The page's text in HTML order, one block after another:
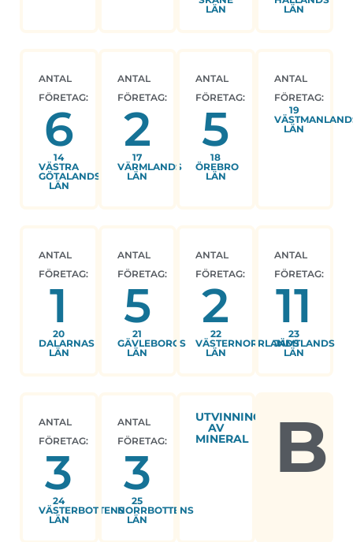
LÄN
LÄN
ANTAL
FÖRETAG:
6
14
VÄSTRA
GÖTALANDS
LÄN
ANTAL
FÖRETAG:
2
17
VÄRMLANDS
LÄN
ANTAL
FÖRETAG:
5
18
ÖREBRO
LÄN
ANTAL
FÖRETAG:
19
LÄN
ANTAL
FÖRETAG:
1
20
DALARNAS
LÄN
ANTAL
FÖRETAG:
5
21
GÄVLEBORGS
LÄN
ANTAL
FÖRETAG:
2
22
VÄSTERNORRLANDS
LÄN
ANTAL
FÖRETAG:
11
23
JÄMTLANDS
LÄN
ANTAL
FÖRETAG:
3
24
VÄSTERBOTTENS
LÄN
ANTAL
FÖRETAG:
3
25
NORRBOTTENS
LÄN
UTVINNING
AV
MINERAL B